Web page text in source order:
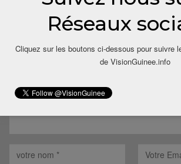
Votre adresse email ne sera pas
Réseaux
Cliquez sur les boutons ci-dessous pour suivre
de VisionGuinee.info